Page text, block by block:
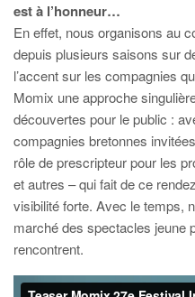
est à l’honneur…
En effet, nous organisons au
depuis plusieurs saisons sur
l’accent sur les compagnies
Momix une approche
découvertes pour le public :
compagnies bretonnes
rôle de prescripteur pour les
et autres – qui fait de ce
visibilité forte. Avec le temps,
marché des spectacles jeune
rencontrent.